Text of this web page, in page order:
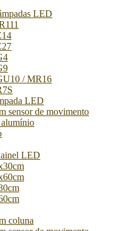
LED
/ MR16
LED
sensor de movimento
LED
coluna